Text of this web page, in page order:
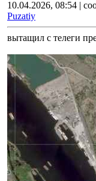
10.04.2026, 08:54 |
Puzatiy
вытащил с телеги